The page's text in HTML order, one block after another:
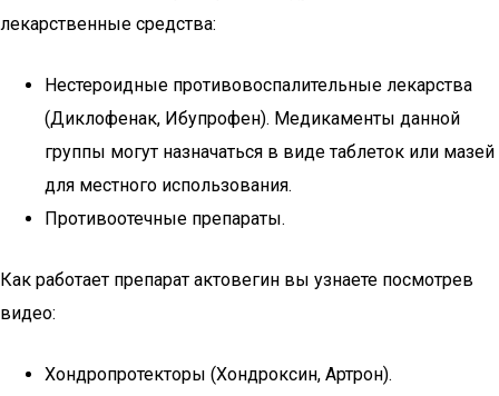
лекарственные средства:
Нестероидные противовоспалительные лекарства
(Диклофенак, Ибупрофен). Медикаменты данной
группы могут назначаться в виде таблеток или мазей
для местного использования.
Противоотечные препараты.
Как работает препарат актовегин вы узнаете посмотрев
видео:
Хондропротекторы (Хондроксин, Артрон).